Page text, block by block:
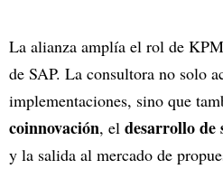
La alianza amplía el rol de
de SAP. La consultora no solo
implementaciones, sino que
coinnovación, el desarrollo de
y la salida al mercado de